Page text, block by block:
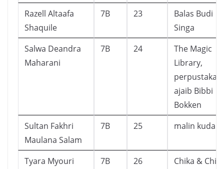
Razell Altaafa
Shaquile
7B 23
Balas Budi
Singa
Salwa Deandra
Maharani
7B 24
The Magic
Library,
ajaib Bibbi
Bokken
Sultan Fakhri
Maulana Salam
7B 25 malin
Tyara Myouri
7B 26 Chika &